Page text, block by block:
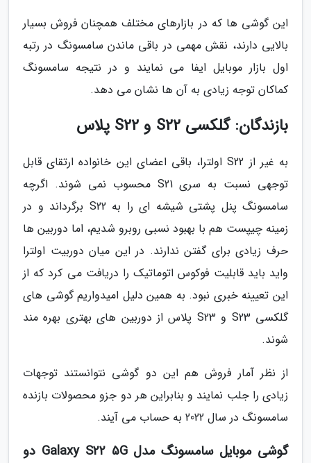
این گوشی ها که در بازارهای مختلف همچنان فروش بسیار
بالایی دارند، نقش مهمی در باقی ماندن سامسونگ در رتبه
اول بازار موبایل ایفا می نمایند و در نتیجه سامسونگ
کماکان توجه زیادی به آن ها نشان می دهد.
بازندگان: گلکسی S22 و S22 پلاس
به غیر از S22 اولترا، باقی اعضای این خانواده ارتقای قابل
توجهی نسبت به سری S21 محسوب نمی شوند. اگرچه
سامسونگ پنل پشتی شیشه ای را به S22 برگرداند و در
زمینه چیپست هم با بهبود نسبی روبرو شدیم، اما دوربین ها
حرف زیادی برای گفتن ندارند. در این میان دوربیت اولترا
واید باید قابلیت فوکوس اتوماتیک را دریافت می کرد که از
این تعیینه خبری نبود. به همین دلیل امیدواریم گوشی های
گلکسی S23 و S23 پلاس از دوربین های بهتری بهره مند
شوند.
از نظر آمار فروش هم این دو گوشی نتوانستند توجهات
زیادی را جلب نمایند و بنابراین هر دو جزو محصولات بازنده
سامسونگ در سال 2022 به حساب می آیند.
گوشی موبایل سامسونگ مدل Galaxy S22 5G دو